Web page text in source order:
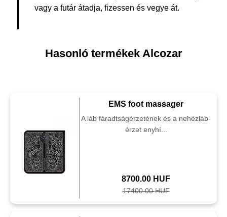
vagy a futár átadja, fizessen és vegye át.
Hasonló termékek Alcozar
EMS foot massager
A láb fáradtságérzetének és a nehézláb-
érzet enyhí...
8700.00 HUF
17400.00 HUF